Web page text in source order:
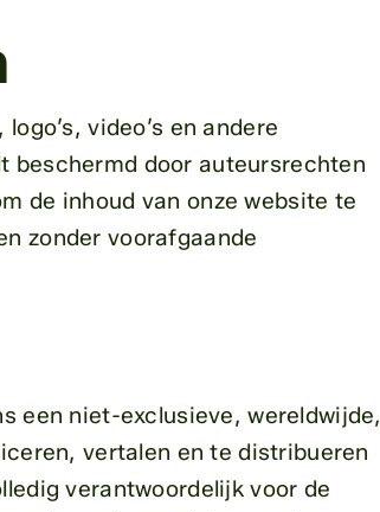
video’s en andere
beschermd door auteursrechten
de inhoud van onze website te
zonder voorafgaande
een niet-exclusieve, wereldwijde,
vertalen en te distribueren
verantwoordelijk voor de